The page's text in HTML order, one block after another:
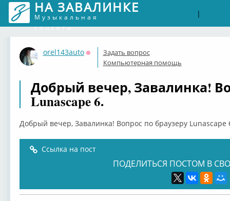
НА ЗАВАЛИНКЕ
Музыкальная
соцсеть
|
orel143auto
Оффлайн
Задать вопрос
Компьютерная помощь
Добрый вечер, Завалинка!
Lunascape 6.
Добрый вечер, Завалинка! Вопрос по браузеру Lunascape
Ссылка на пост
ПОДЕЛИТЬСЯ ПОСТОМ В